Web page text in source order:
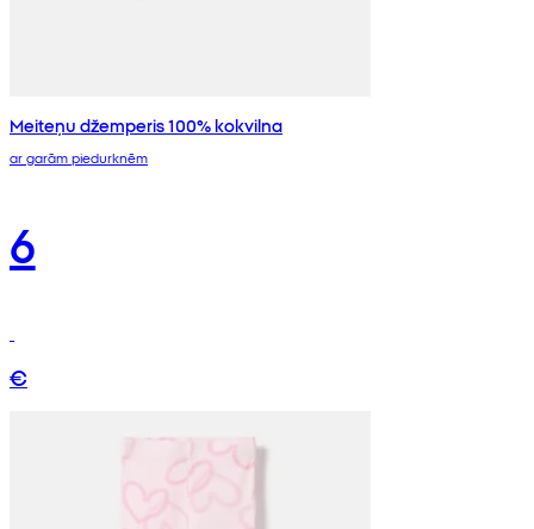
Meiteņu džemperis 100% kokvilna
ar garām piedurknēm
6
€